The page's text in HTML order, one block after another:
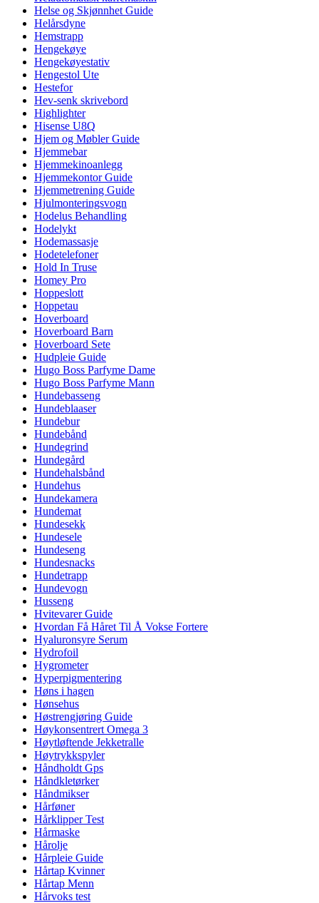
Helse og Skjønnhet Guide
Helårsdyne
Hemstrapp
Hengekøye
Hengekøyestativ
Hengestol Ute
Hestefor
Hev-senk skrivebord
Highlighter
Hisense U8Q
Hjem og Møbler Guide
Hjemmebar
Hjemmekinoanlegg
Hjemmekontor Guide
Hjemmetrening Guide
Hjulmonteringsvogn
Hodelus Behandling
Hodelykt
Hodemassasje
Hodetelefoner
Hold In Truse
Homey Pro
Hoppeslott
Hoppetau
Hoverboard
Hoverboard Barn
Hoverboard Sete
Hudpleie Guide
Hugo Boss Parfyme Dame
Hugo Boss Parfyme Mann
Hundebasseng
Hundeblaaser
Hundebur
Hundebånd
Hundegrind
Hundegård
Hundehalsbånd
Hundehus
Hundekamera
Hundemat
Hundesekk
Hundesele
Hundeseng
Hundesnacks
Hundetrapp
Hundevogn
Husseng
Hvitevarer Guide
Hvordan Få Håret Til Å Vokse Fortere
Hyaluronsyre Serum
Hydrofoil
Hygrometer
Hyperpigmentering
Høns i hagen
Hønsehus
Høstrengjøring Guide
Høykonsentrert Omega 3
Høytløftende Jekketralle
Høytrykkspyler
Håndholdt Gps
Håndkletørker
Håndmikser
Hårføner
Hårklipper Test
Hårmaske
Hårolje
Hårpleie Guide
Hårtap Kvinner
Hårtap Menn
Hårvoks test